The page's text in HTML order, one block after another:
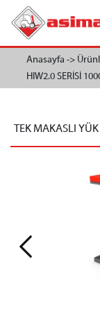
Anasayfa ->
HIW2.0 SERİSİ
TEK MAKASLI